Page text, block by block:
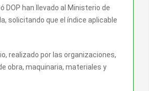
DOP han llevado al Ministerio de
solicitando que el índice aplicable
realizado por las organizaciones,
obra, maquinaria, materiales y